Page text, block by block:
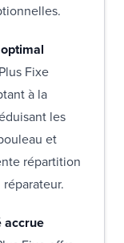
Fixe
à la
les
et
répartition
accrue